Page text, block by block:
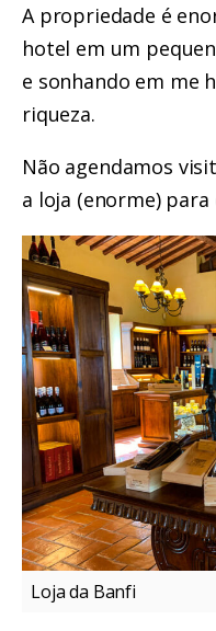
A propriedade é
hotel em um
e sonhando em me
riqueza.
Não agendamos
a loja (enorme) para
Loja da Banfi